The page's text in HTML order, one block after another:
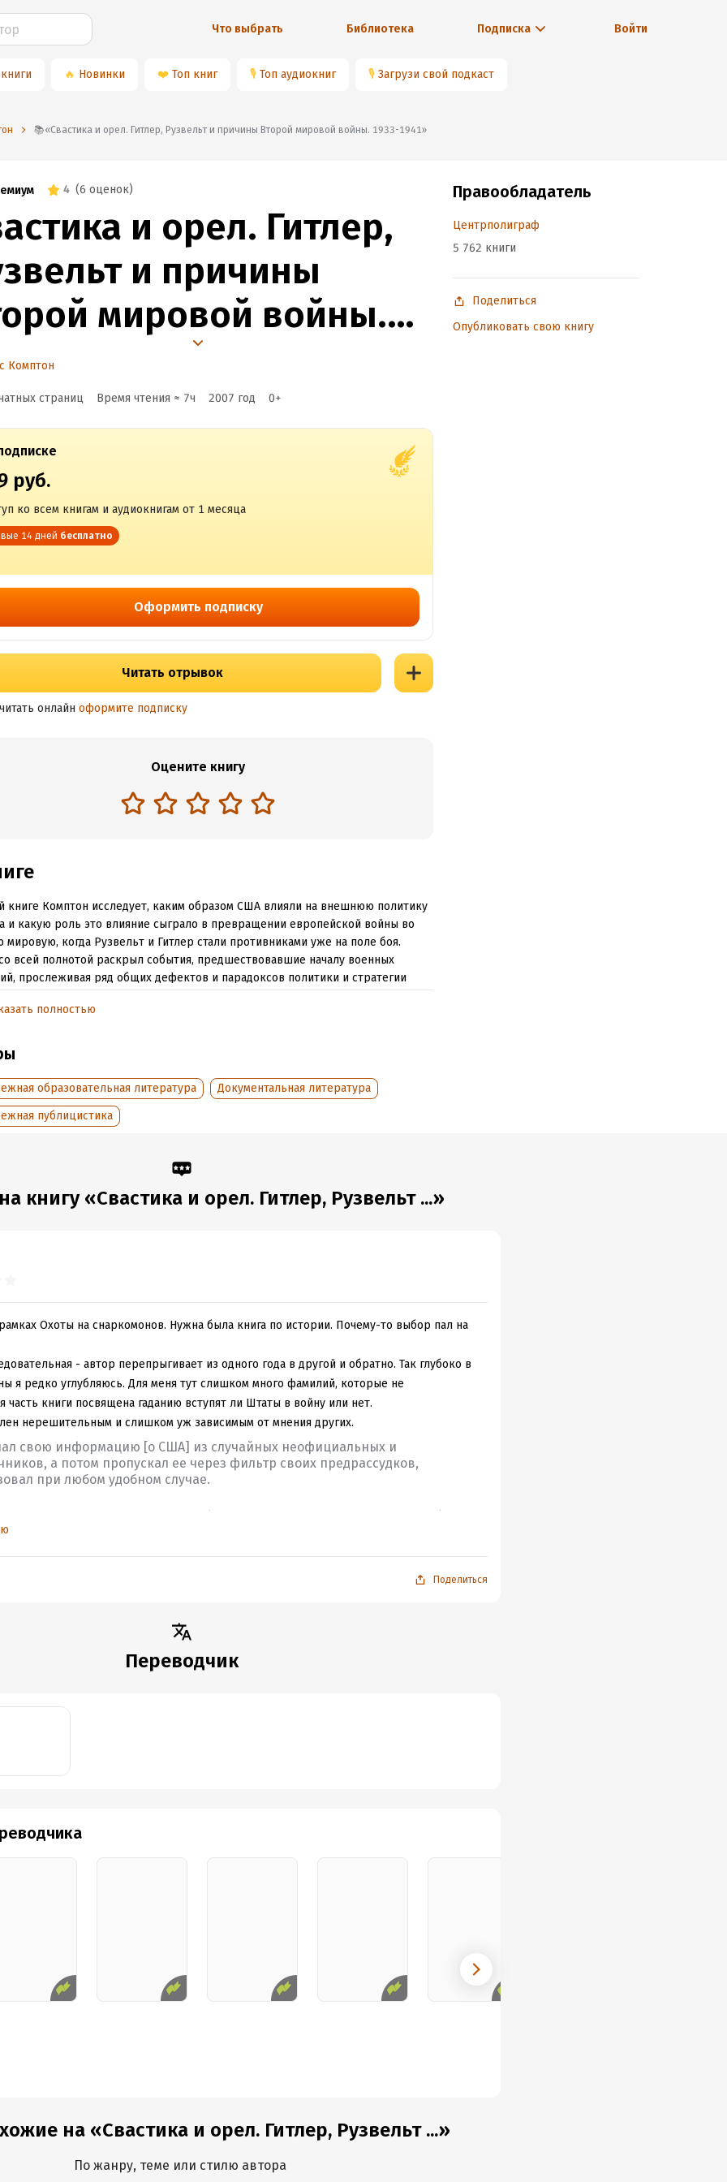
Что выбрать Библиотека Подписка Войти
🔥 Новинки ❤️ Топ книг 🎙 Топ аудиокниг 🎙 Загрузи свой подкаст
📚«Свастика и орел. Гитлер, Рузвельт и причины Второй мировой войны. 1933-1941»
4 (6 оценок)
и орел. Гитлер,
и причины
мировой войны.
1941
Комптон
страниц Время чтения ≈ 7ч 2007 год 0+
руб.
ко всем книгам и аудиокнигам от 1 месяца
14 дней бесплатно
Оформить подписку
Читать отрывок
онлайн оформите подписку
Оцените книгу
книге Комптон исследует, каким образом США влияли на внешнюю политику
и какую роль это влияние сыграло в превращении европейской войны во
мировую, когда Рузвельт и Гитлер стали противниками уже на поле боя.
всей полнотой раскрыл события, предшествовавшие началу военных
прослеживая ряд общих дефектов и парадоксов политики и стратегии
дипломатов и документы военно-морского и армейского руководства.
информация
483030
2007
ISBN (EAN): 9785952433267
полностью
образовательная литература
Документальная литература
публицистика
Правообладатель
Центрполиграф
5 762 книги
Поделиться
Опубликовать свою книгу
книгу «Свастика и орел. Гитлер, Рузвельт ...»
Охоты на снаркомонов. Нужна была книга по истории. Почему-то выбор пал на
- автор перепрыгивает из одного года в другой и обратно. Так глубоко в
я редко углубляюсь. Для меня тут слишком много фамилий, которые не
часть книги посвящена гаданию вступят ли Штаты в войну или нет.
нерешительным и слишком уж зависимым от мнения других.
свою информацию [о США] из случайных неофициальных и
а потом пропускал ее через фильтр своих предрассудков,
при любом удобном случае.
в ином свете.
Поделиться
Переводчик
на «Свастика и орел. Гитлер, Рузвельт ...»
По жанру, теме или стилю автора